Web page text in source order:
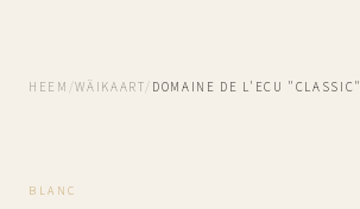
HEEM /WÄIKAART/ DOMAINE DE L'ECU "CLASSIC"
BLANC